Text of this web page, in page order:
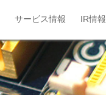
サービス情報 IR情報